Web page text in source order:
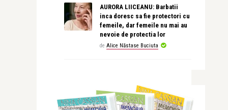
AURORA LIICEANU: Barbatii
inca doresc sa fie protectori cu
femeile, dar femeile nu mai au
nevoie de protectia lor
de Alice Năstase Buciuta